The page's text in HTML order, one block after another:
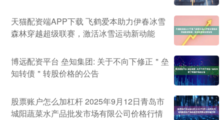
天猫配资端APP下载 飞鹤爱本助力伊春冰雪
森林穿越超级联赛，激活冰雪运动新动能
博远配资平台 垒知集团: 关于不向下修正＂垒
知转债＂转股价格的公告
股票账户怎么加杠杆 2025年9月12日青岛市
城阳蔬菜水产品批发市场有限公司价格行情